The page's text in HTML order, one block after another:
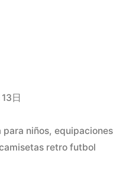
日
para niños, equipaciones
retro futbol